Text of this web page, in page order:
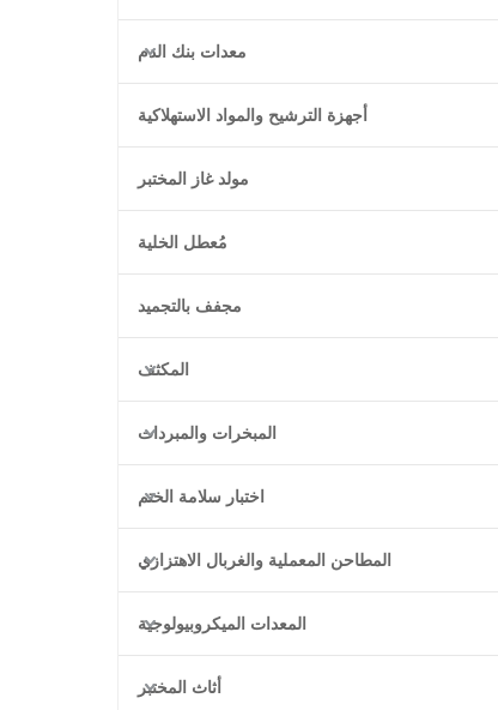
معدات بنك الدم
أجهزة الترشيح والمواد الاستهلاكية
مولد غاز المختبر
مُعطل الخلية
مجفف بالتجميد
المكثف
المبخرات والمبردات
اختبار سلامة الختم
المطاحن المعملية والغربال الاهتزازي
المعدات الميكروبيولوجية
أثاث المختبر